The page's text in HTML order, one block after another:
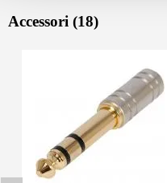
Accessori (18)